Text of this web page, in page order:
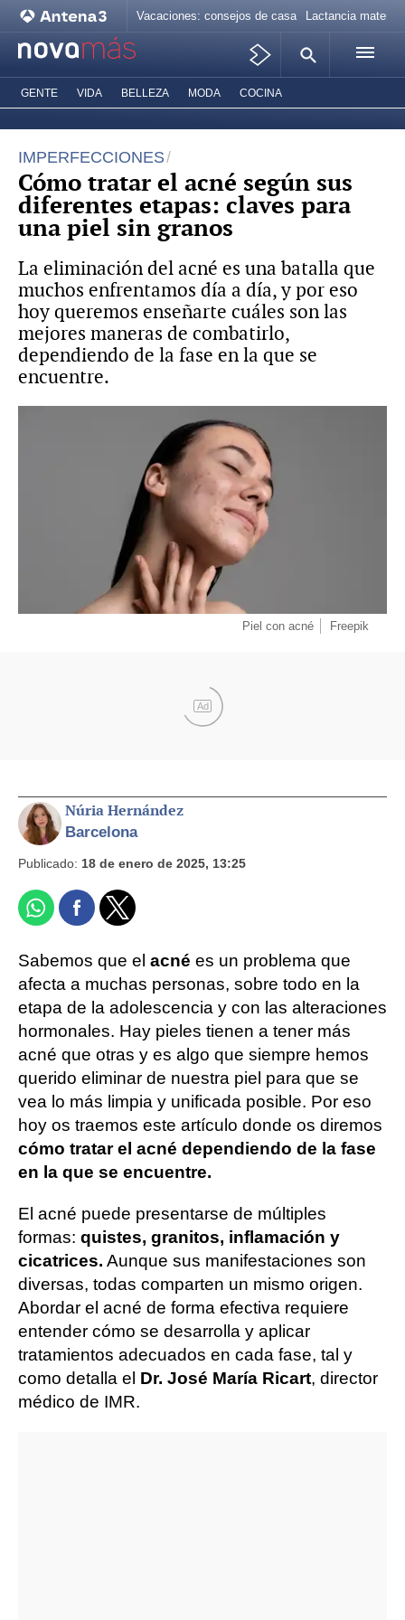
Vacaciones: consejos de casa Lactancia materna
GENTE VIDA BELLEZA MODA COCINA
IMPERFECCIONES
Cómo tratar el acné según sus
diferentes etapas: claves para
una piel sin granos
La eliminación del acné es una batalla que
muchos enfrentamos día a día, y por eso
hoy queremos enseñarte cuáles son las
mejores maneras de combatirlo,
dependiendo de la fase en la que se
encuentre.
Piel con acné Freepik
Ad
Núria Hernández
Barcelona
Publicado: 18 de enero de 2025, 13:25
Sabemos que el acné es un problema que
afecta a muchas personas, sobre todo en la
etapa de la adolescencia y con las alteraciones
hormonales. Hay pieles tienen a tener más
acné que otras y es algo que siempre hemos
querido eliminar de nuestra piel para que se
vea lo más limpia y unificada posible. Por eso
hoy os traemos este artículo donde os diremos
cómo tratar el acné dependiendo de la fase
en la que se encuentre.
El acné puede presentarse de múltiples
formas: quistes, granitos, inflamación y
cicatrices. Aunque sus manifestaciones son
diversas, todas comparten un mismo origen.
Abordar el acné de forma efectiva requiere
entender cómo se desarrolla y aplicar
tratamientos adecuados en cada fase, tal y
como detalla el Dr. José María Ricart, director
médico de IMR.